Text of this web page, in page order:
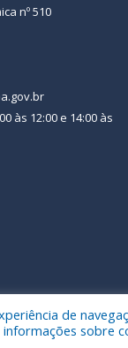
nº 510
às 12:00 e 14:00 às
a Prefeitura
de
sobre